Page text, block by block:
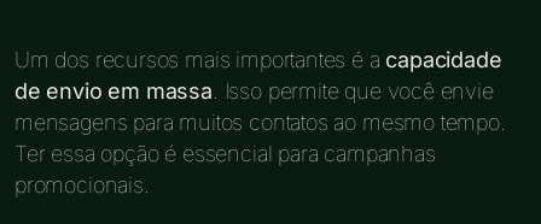
Um dos recursos mais importantes é a capacidade
de envio em massa . Isso permite que você envie
mensagens para muitos contatos ao mesmo tempo.
Ter essa opção é essencial para campanhas
promocionais.